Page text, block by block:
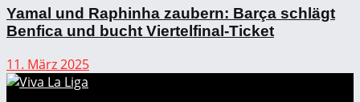
Yamal und Raphinha zaubern: Barça schlägt
Benfica und bucht Viertelfinal-Ticket
11. März 2025